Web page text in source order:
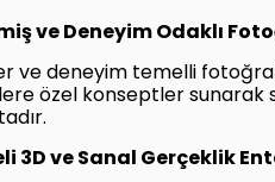
ve Deneyim Odaklı
ve deneyim temelli
özel konseptler sunarak
3D ve Sanal Gerçeklik